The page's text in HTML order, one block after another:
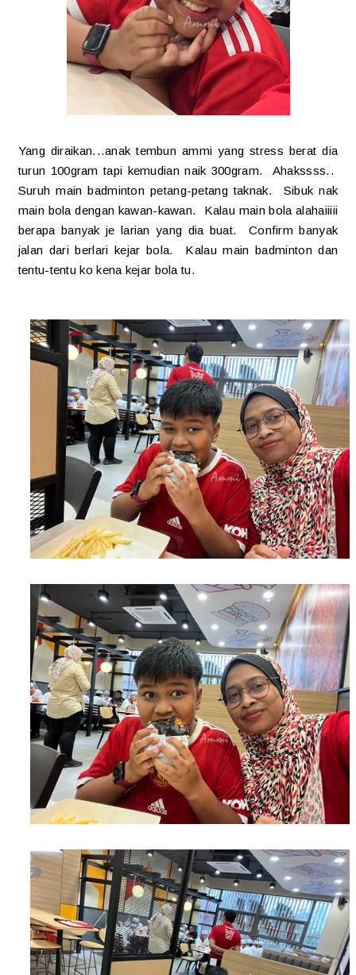
Yang diraikan...anak tembun ammi yang stress berat dia
turun 100gram tapi kemudian naik 300gram. Ahakssss..
Suruh main badminton petang-petang taknak. Sibuk nak
main bola dengan kawan-kawan. Kalau main bola alahaiiiii
berapa banyak je larian yang dia buat. Confirm banyak
jalan dari berlari kejar bola. Kalau main badminton dan
tentu-tentu ko kena kejar bola tu.